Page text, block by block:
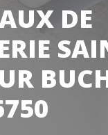
DE